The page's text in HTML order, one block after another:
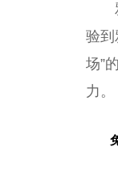
验到
场”
力。